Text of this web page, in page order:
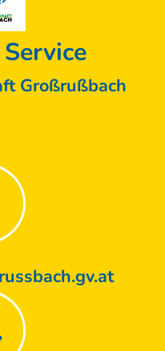
Großrußbach